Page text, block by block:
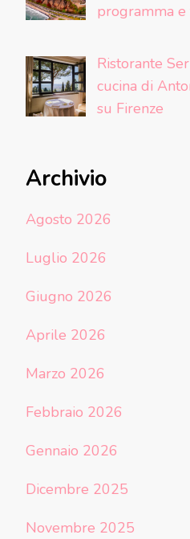
programma
Ristorante
cucina di
su Firenze
Archivio
Agosto 2026
Luglio 2026
Giugno 2026
Aprile 2026
Marzo 2026
Febbraio 2026
Gennaio 2026
Dicembre 2025
Novembre 2025